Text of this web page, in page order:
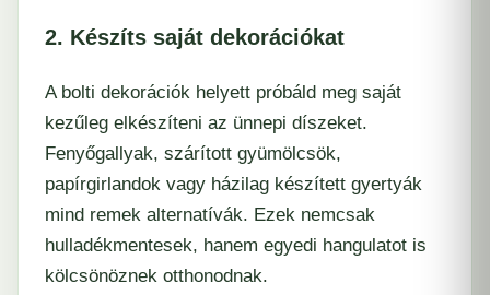
2. Készíts saját dekorációkat
A bolti dekorációk helyett próbáld meg saját
kezűleg elkészíteni az ünnepi díszeket.
Fenyőgallyak, szárított gyümölcsök,
papírgirlandok vagy házilag készített gyertyák
mind remek alternatívák. Ezek nemcsak
hulladékmentesek, hanem egyedi hangulatot is
kölcsönöznek otthonodnak.